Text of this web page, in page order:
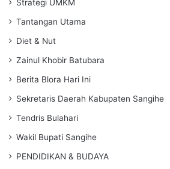
Strategi UMKM
Tantangan Utama
Diet & Nut
Zainul Khobir Batubara
Berita Blora Hari Ini
Sekretaris Daerah Kabupaten Sangihe
Tendris Bulahari
Wakil Bupati Sangihe
PENDIDIKAN & BUDAYA